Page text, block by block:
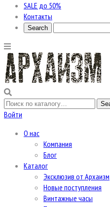
SALE до 50%
Контакты
Войти
О нас
Компания
Блог
Каталог
Эксклюзив от Архаизм
Новые поступления
Винтажные часы